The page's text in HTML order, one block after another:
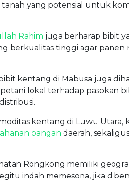
yang potensial untuk
Rahim juga berharap bibit
berkualitas tinggi agar panen
kentang di Mabusa juga
lokal terhadap pasokan
kentang di Luwu Utara,
pangan daerah,
Rongkong memiliki
indah memesona, jika